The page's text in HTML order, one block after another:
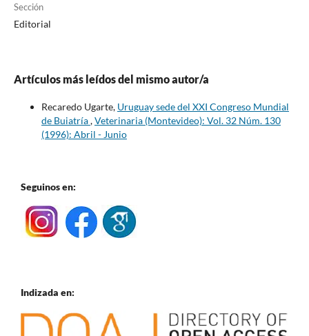
Sección
Editorial
Artículos más leídos del mismo autor/a
Recaredo Ugarte, Uruguay sede del XXI Congreso Mundial
de Buiatría,Veterinaria (Montevideo): Vol. 32 Núm. 130
(1996): Abril - Junio
Seguinos en:
Indizada en: